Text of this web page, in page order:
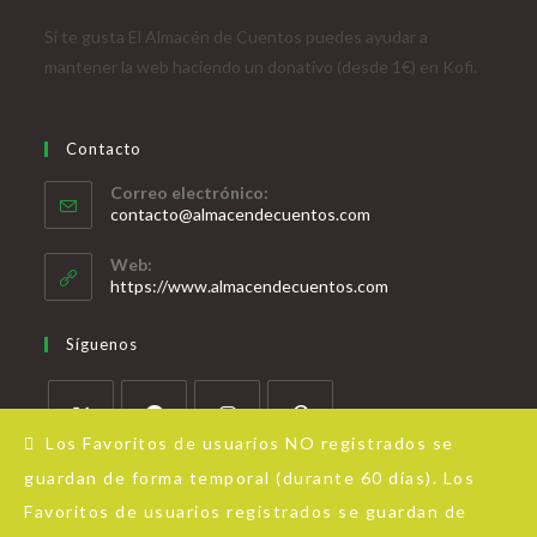
Los Favoritos de usuarios NO registrados se
guardan de forma temporal (durante 60 días). Los
Favoritos de usuarios registrados se guardan de
Si te gusta El Almacén de Cuentos puedes ayudar a
mantener la web haciendo un donativo (desde 1€) en Kofi.
Contacto
Correo electrónico:
contacto@almacendecuentos.com
Web:
https://www.almacendecuentos.com
Síguenos